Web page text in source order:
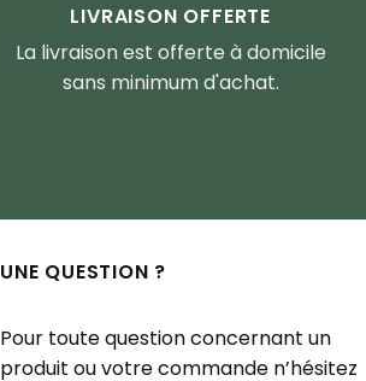
LIVRAISON OFFERTE
La livraison est offerte à domicile
sans minimum d'achat.
UNE QUESTION ?
Pour toute question concernant un
produit ou votre commande n’hésitez